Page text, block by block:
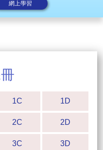
網上學習
1C 1D
2C 2D
3C 3D